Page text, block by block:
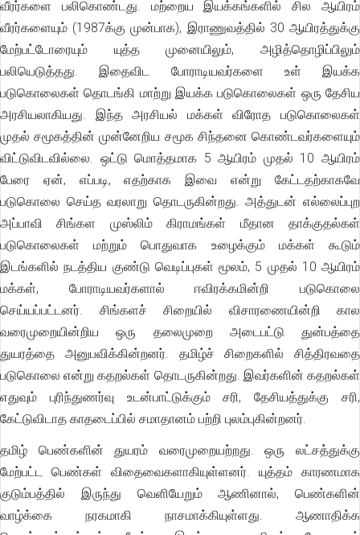
வீரர்களை பலிகொண்டது. மற்றைய இயக்கங்களில் சில ஆயிரம்
வீரர்களையும் (1987க்கு முன்பாக), இராணுவத்தில் 30 ஆயிரத்துக்கு
மேற்பட்டோரையும் யுத்த முனையிலும், அழித்தொழிப்பிலும்
பலியெடுத்தது. இதைவிட போராடியவர்களை உள் இயக்க
படுகொலைகள் தொடங்கி மாற்று இயக்க படுகொலைகள் ஒரு தேசிய
அரசியலாகியது. இந்த அரசியல் மக்கள் விரோத படுகொலைகள்
முதல் சமூகத்தின் முன்னேறிய சமூக சிந்தனை கொண்டவர்களையும்
விட்டுவிடவில்லை. ஒட்டு மொத்தமாக 5 ஆயிரம் முதல் 10 ஆயிரம்
பேரை ஏன், எப்படி, எதற்காக இவை என்று கேட்டதற்காகவே
படுகொலை செய்த வரலாறு தொடருகின்றது. அத்துடன் எல்லைப்புற
அப்பாவி சிங்கள முஸ்லிம் கிராமங்கள் மீதான தாக்குதல்கள்
படுகொலைகள் மற்றும் பொதுவாக உழைக்கும் மக்கள் கூடும்
இடங்களில் நடத்திய குண்டு வெடிப்புகள் மூலம், 5 முதல் 10 ஆயிரம்
மக்கள், போராடியவர்களால் ஈவிரக்கமின்றி படுகொலை
செய்யப்பட்டனர். சிங்களச் சிறையில் விசாரணையின்றி கால
வரைமுறையின்றிய ஒரு தலைமுறை அடைபட்டு துன்பத்தை
துயரத்தை அனுபவிக்கின்றனர். தமிழ்ச் சிறைகளில் சித்திரவதை
படுகொலை என்று கதறல்கள் தொடருகின்றது. இவர்களின் கதறல்கள்
எதுவும் புரிந்துணர்வு உடன்பாட்டுக்கும் சரி, தேசியத்துக்கு சரி,
கேட்டுவிடாத காதடைப்பில் சமாதானம் பற்றி புலம்புகின்றனர்.
தமிழ் பெண்களின் துயரம் வரைமுறையற்றது. ஒரு லட்சத்துக்கு
மேற்பட்ட பெண்கள் விதைவைகளாகியுள்ளனர். யுத்தம் காரணமாக
குடும்பத்தில் இருந்து வெளியேறும் ஆணினால், பெண்களின்
வாழ்க்கை நரகமாகி நாசமாக்கியுள்ளது. ஆணாதிக்க